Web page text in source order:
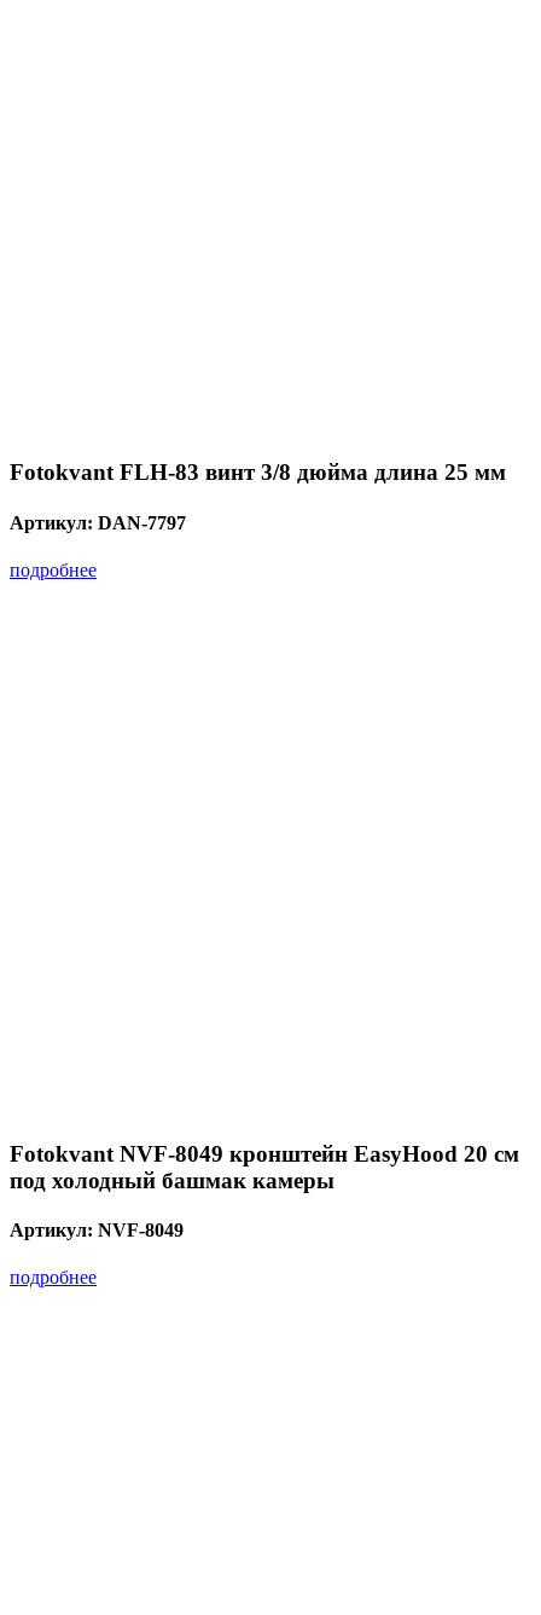
Fotokvant FLH-83 винт 3/8 дюйма длина 25 мм
Артикул: DAN-7797
подробнее
Fotokvant NVF-8049 кронштейн EasyHood 20 см
под холодный башмак камеры
Артикул: NVF-8049
подробнее